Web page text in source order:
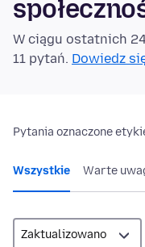
W ciągu ostatnich
11 pytań. Dowiedz
Pytania oznaczone
Wszystkie Warte